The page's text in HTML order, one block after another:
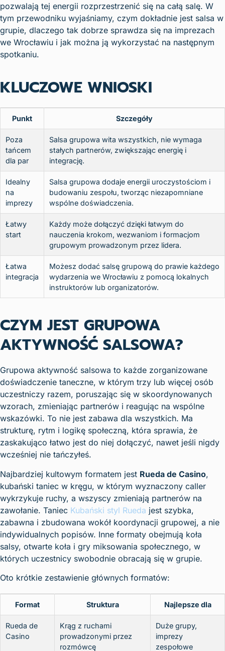
pozwalają tej energii rozprzestrzenić się na całą salę. W
tym przewodniku wyjaśniamy, czym dokładnie jest salsa w
grupie, dlaczego tak dobrze sprawdza się na imprezach
we Wrocławiu i jak można ją wykorzystać na następnym
spotkaniu.
KLUCZOWE WNIOSKI
Punkt Szczegóły
Poza
tańcem
dla par
Salsa grupowa wita wszystkich, nie wymaga
stałych partnerów, zwiększając energię i
integrację.
Idealny
na
imprezy
Salsa grupowa dodaje energii uroczystościom i
budowaniu zespołu, tworząc niezapomniane
wspólne doświadczenia.
Łatwy
start
Każdy może dołączyć dzięki łatwym do
nauczenia krokom, wezwaniom i formacjom
grupowym prowadzonym przez lidera.
Łatwa
integracja
Możesz dodać salsę grupową do prawie każdego
wydarzenia we Wrocławiu z pomocą lokalnych
instruktorów lub organizatorów.
CZYM JEST GRUPOWA
AKTYWNOŚĆ SALSOWA?
Grupowa aktywność salsowa to każde zorganizowane
doświadczenie taneczne, w którym trzy lub więcej osób
uczestniczy razem, poruszając się w skoordynowanych
wzorach, zmieniając partnerów i reagując na wspólne
wskazówki. To nie jest zabawa dla wszystkich. Ma
strukturę, rytm i logikę społeczną, która sprawia, że
zaskakująco łatwo jest do niej dołączyć, nawet jeśli nigdy
wcześniej nie tańczyłeś.
Najbardziej kultowym formatem jest Rueda de Casino,
kubański taniec w kręgu, w którym wyznaczony caller
wykrzykuje ruchy, a wszyscy zmieniają partnerów na
zawołanie. Taniec Kubański styl Rueda jest szybka,
zabawna i zbudowana wokół koordynacji grupowej, a nie
indywidualnych popisów. Inne formaty obejmują koła
salsy, otwarte koła i gry miksowania społecznego, w
których uczestnicy swobodnie obracają się w grupie.
Oto krótkie zestawienie głównych formatów:
Format Struktura Najlepsze dla
Rueda de
Casino
Krąg z ruchami
prowadzonymi przez
rozmówcę
Duże grupy,
imprezy
zespołowe